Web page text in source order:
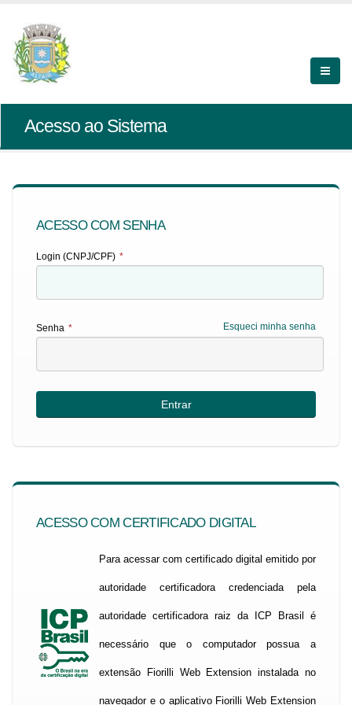
Acesso ao Sistema
ACESSO COM SENHA
Login (CNPJ/CPF) *
Esqueci minha senha
Senha *
ACESSO COM CERTIFICADO DIGITAL
Para acessar com certificado digital emitido por
autoridade certificadora credenciada pela
autoridade certificadora raiz da ICP Brasil é
necessário que o computador possua a
extensão Fiorilli Web Extension instalada no
navegador e o aplicativo Fiorilli Web Extension